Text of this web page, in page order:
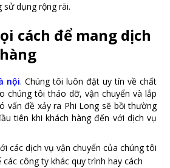
dụng rộng rãi.
cách để mang dịch
nội. Chúng tôi luôn đặt uy tín về chất
chúng tôi tháo dỡ, vận chuyển và lắp
vấn đề xảy ra Phi Long sẽ bồi thường
tiên khi khách hàng đến với dịch vụ
các dịch vụ vận chuyển của chúng tôi
công ty khác quy trình hay cách